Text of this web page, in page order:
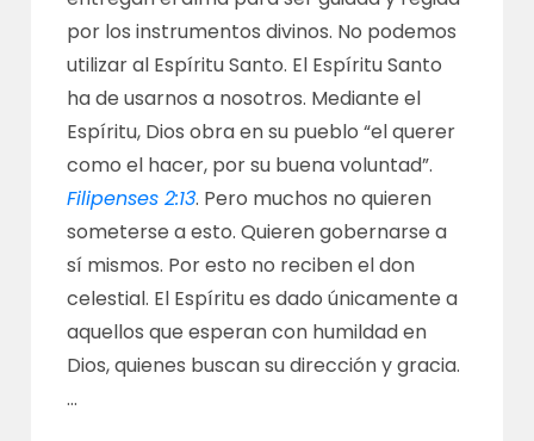
por los instrumentos divinos. No podemos
utilizar al Espíritu Santo. El Espíritu Santo
ha de usarnos a nosotros. Mediante el
Espíritu, Dios obra en su pueblo “el querer
como el hacer, por su buena voluntad”.
Filipenses 2:13. Pero muchos no quieren
someterse a esto. Quieren gobernarse a
sí mismos. Por esto no reciben el don
celestial. El Espíritu es dado únicamente a
aquellos que esperan con humildad en
Dios, quienes buscan su dirección y gracia.
…